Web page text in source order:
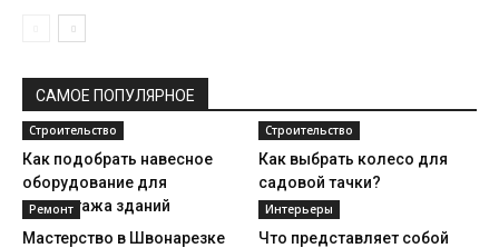
САМОЕ ПОПУЛЯРНОЕ
Строительство
Как подобрать навесное
оборудование для
демонтажа зданий
Строительство
Как выбрать колесо для
садовой тачки?
Ремонт
Мастерство в Швонарезке
Интерьеры
Что представляет собой